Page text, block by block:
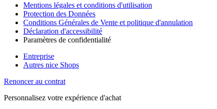
Mentions légales et conditions d'utilisation
Protection des Données
Conditions Générales de Vente et politique d'annulation
Déclaration d'accessibilité
Paramètres de confidentialité
Entreprise
Autres nice Shops
Renoncer au contrat
Personnalisez votre expérience d'achat